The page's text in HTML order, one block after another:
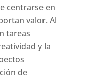
centrarse en
valor. Al
tareas
y la
de